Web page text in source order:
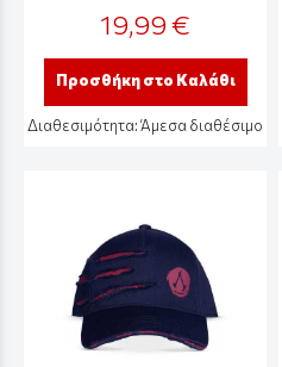
19,99 €
Προσθήκη στο Καλάθι
Διαθεσιμότητα:Άμεσα διαθέσιμο